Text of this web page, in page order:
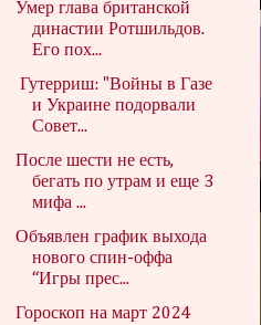
Умер глава британской
династии Ротшильдов.
Его пох...
Гутерриш: "Войны в Газе
и Украине подорвали
Совет...
После шести не есть,
бегать по утрам и еще 3
мифа ...
Объявлен график выхода
нового спин-оффа
“Игры прес...
Гороскоп на март 2024